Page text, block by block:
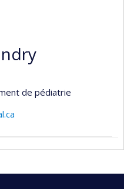
de pédiatrie